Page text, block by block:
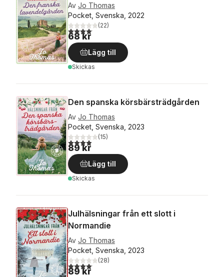
Av Jo Thomas
Pocket, Svenska, 2022
4,1utav 5 stjärnor. Totalt antal röster:
(22)
68 kr
Lägg till
Skickas
Den spanska körsbärsträdgården
Av Jo Thomas
Pocket, Svenska, 2023
3,9utav 5 stjärnor. Totalt antal röster:
(15)
89 kr
Lägg till
Skickas
Julhälsningar från ett slott i
Normandie
Av Jo Thomas
Pocket, Svenska, 2023
4,1utav 5 stjärnor. Totalt antal röster:
(28)
89 kr